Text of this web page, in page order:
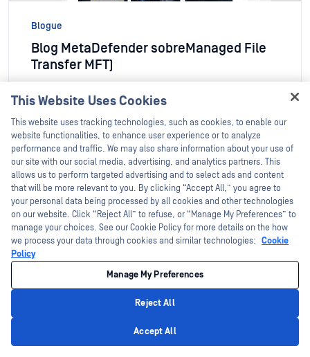
Blogue
Blog MetaDefender sobreManaged File
Transfer MFT)
Ler mais
MetaDefender Managed File Transfer
MFT): proteja os seus dados
This Website Uses Cookies
This website uses tracking technologies, such as cookies, to enable our
website functionalities, to enhance user experience or to analyze
performance and traffic. We may also share information about your use of
our site with our social media, advertising, and analytics partners. This
allows us to perform targeted advertising and to select ads and content
that will be more relevant to you. By clicking “Accept All,” you agree to
your personal data being processed by all cookies and other technologies
on our website. Click “Reject All” to refuse, or “Manage My Preferences” to
manage your choices. See our Cookie Policy for more details on the how
we process your data through cookies and similar technologies: Cookie
Policy
Manage My Preferences
Reject All
Accept All
Hey there!
I'm Ozzy, your OPSWAT virtual assistant.
How can I help you secure what's critical
today?